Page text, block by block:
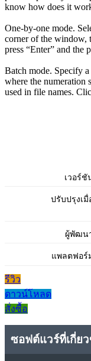
know how does it
One-by-one mode.
corner of the window,
press “Enter” and the
Batch mode. Specify
where the numeration
used in file names.
เวอร์ชั
ปรับปรุงเมื่
ผู้พัฒน
แพลตฟอร์
รีวิว
ดาวน์โหลด
สั่งซื้อ
ซอฟต์แวร์ที่เกี่ย